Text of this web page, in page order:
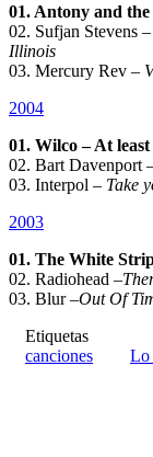
01. Antony and the
02. Sufjan Stevens –
Illinois
03. Mercury Rev –
2004
01. Wilco – At
02. Bart Davenport
03. Interpol – Take
2003
01. The White
02. Radiohead –
03. Blur –Out Of
Etiquetas
canciones
Lo